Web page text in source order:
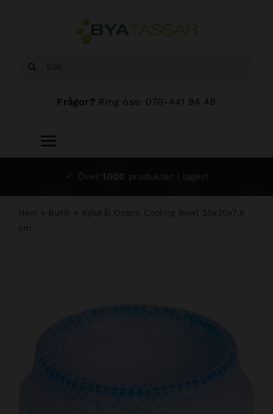
Sök
Frågor? Ring oss: 070-441 94 48
Toggle
Navigation
Hundsalong
Över 1000 produkter i lager!
Hem » Butik » Kylskål Ozami Cooling Bowl 20x20x7,5
cm